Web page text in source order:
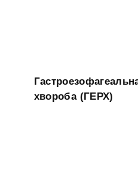
хвороба (ГЕРХ)